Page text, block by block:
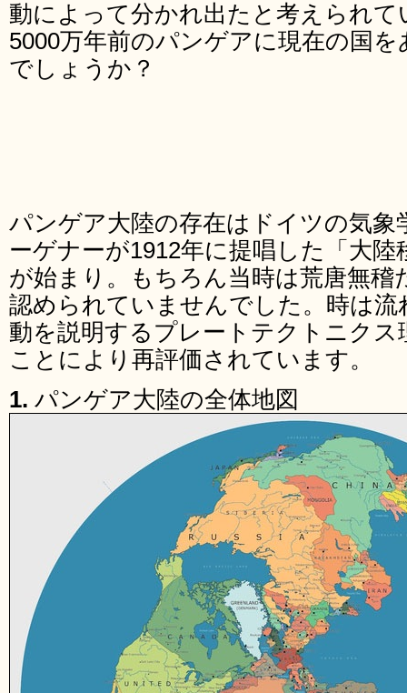
動によって分かれ出たと考えられ
5000万年前のパンゲアに現在の国
でしょうか？
パンゲア大陸の存在はドイツの気象
ーゲナーが1912年に提唱した「大
が始まり。もちろん当時は荒唐無稽
認められていませんでした。時は流
動を説明するプレートテクトニク
ことにより再評価されています。
1. パンゲア大陸の全体地図